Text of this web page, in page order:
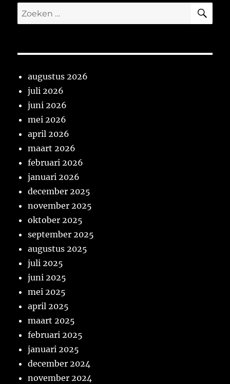
Zoeken
naar:
augustus 2026
juli 2026
juni 2026
mei 2026
april 2026
maart 2026
februari 2026
januari 2026
december 2025
november 2025
oktober 2025
september 2025
augustus 2025
juli 2025
juni 2025
mei 2025
april 2025
maart 2025
februari 2025
januari 2025
december 2024
november 2024